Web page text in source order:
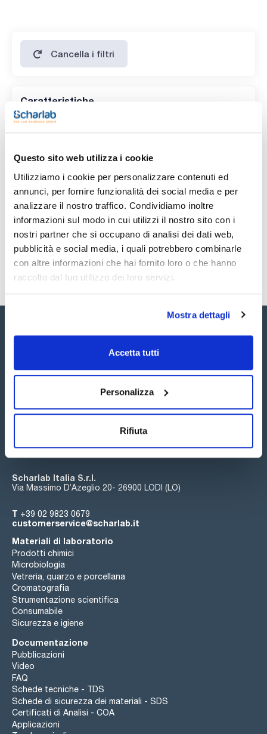
Questo sito web utilizza i cookie
Utilizziamo i cookie per personalizzare contenuti ed
annunci, per fornire funzionalità dei social media e per
analizzare il nostro traffico. Condividiamo inoltre
informazioni sul modo in cui utilizzi il nostro sito con i
nostri partner che si occupano di analisi dei dati web,
pubblicità e social media, i quali potrebbero combinarle
con altre informazioni che hai fornito loro o che hanno
raccolto dal tuo utilizzo dei loro servizi.
Mostra dettagli
Accetta tutti
Personalizza
Rifiuta
Cancella i filtri
Caratteristiche
Prodotti senza filtro!
Codice
SBDE60-5MG
Confezionamento
x5mg
Prezzo
Acquista
Controlla le
scorte
Iscriviti alla Newsletter
Scharlab Italia S.r.l.
Via Massimo D’Azeglio 20- 26900 LODI (LO)
T +39 02 9823 0679
customerservice@scharlab.it
Materiali di laboratorio
Prodotti chimici
Microbiologia
Vetreria, quarzo e porcellana
Cromatografia
Strumentazione scientifica
Consumabile
Sicurezza e igiene
Documentazione
Pubblicazioni
Video
FAQ
Schede tecniche - TDS
Schede di sicurezza dei materiali - SDS
Certificati di Analisi - COA
Applicazioni